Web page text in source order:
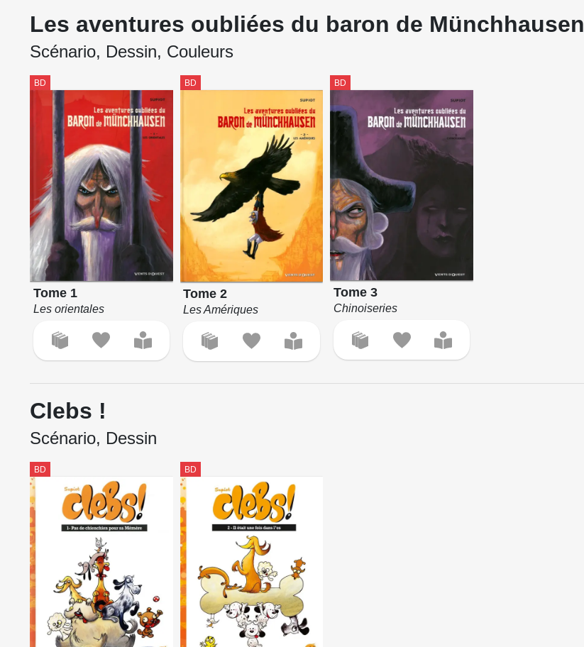
Les aventures oubliées du baron de Münchhausen
Scénario, Dessin, Couleurs
BD
Tome 1
Les orientales
BD
Tome 2
Les Amériques
BD
Tome 3
Chinoiseries
Clebs !
Scénario, Dessin
BD BD